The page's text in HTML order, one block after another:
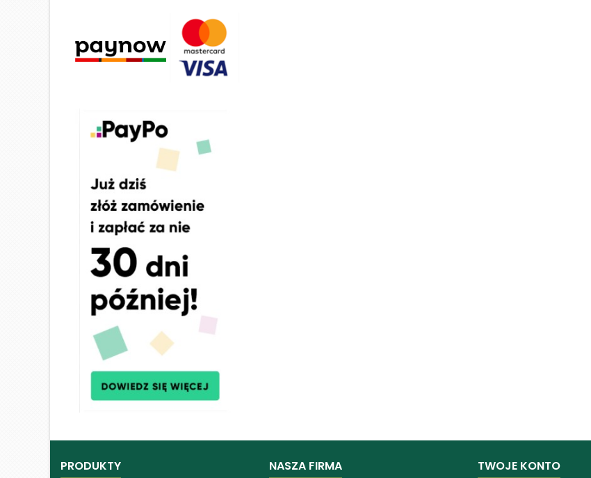
PRODUKTY NASZA FIRMA TWOJE KONTO